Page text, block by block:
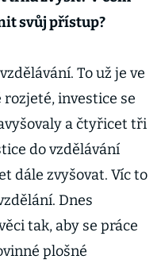
dotkne hlavně
průmyslu
svůj přístup?
To už je ve
investice se
a čtyřicet tři
do vzdělávání
dále zvyšovat. Víc to
Dnes
tak, aby se práce
plošné